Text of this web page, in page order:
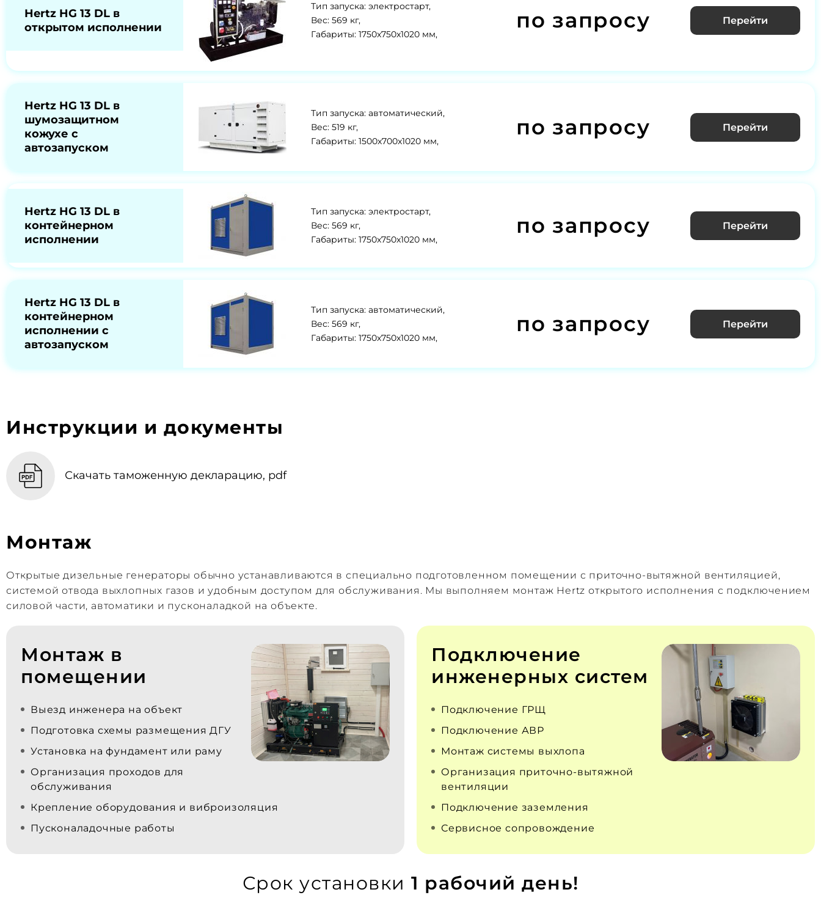
Hertz HG 13 DL в
открытом исполнении
Тип запуска: электростарт,
Вес: 569 кг,
Габариты: 1750x750x1020 мм,
по запросу Перейти
Hertz HG 13 DL в
шумозащитном
кожухе с
автозапуском
Тип запуска: автоматический,
Вес: 519 кг,
Габариты: 1500x700x1020 мм,
по запросу Перейти
Hertz HG 13 DL в
контейнерном
исполнении
Тип запуска: электростарт,
Вес: 569 кг,
Габариты: 1750x750x1020 мм,
по запросу Перейти
Hertz HG 13 DL в
контейнерном
исполнении с
автозапуском
Тип запуска: автоматический,
Вес: 569 кг,
Габариты: 1750x750x1020 мм,
по запросу Перейти
Инструкции и документы
Скачать таможенную декларацию, pdf
Монтаж
Открытые дизельные генераторы обычно устанавливаются в специально подготовленном помещении с приточно‑вытяжной вентиляцией,
системой отвода выхлопных газов и удобным доступом для обслуживания. Мы выполняем монтаж Hertz открытого исполнения с подключением
силовой части, автоматики и пусконаладкой на объекте.
Монтаж в
помещении
Выезд инженера на объект
Подготовка схемы размещения ДГУ
Установка на фундамент или раму
Организация проходов для
обслуживания
Крепление оборудования и виброизоляция
Пусконаладочные работы
Подключение
инженерных систем
Подключение ГРЩ
Подключение АВР
Монтаж системы выхлопа
Организация приточно‑вытяжной
вентиляции
Подключение заземления
Сервисное сопровождение
Срок установки 1 рабочий день!